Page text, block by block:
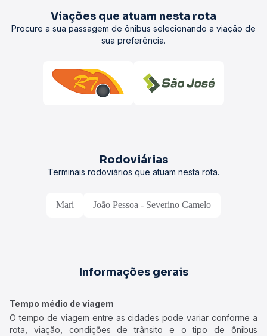
Viações que atuam nesta rota
Procure a sua passagem de ônibus selecionando a viação de
sua preferência.
Rodoviárias
Terminais rodoviários que atuam nesta rota.
Mari João Pessoa - Severino Camelo
Informações gerais
Tempo médio de viagem
O tempo de viagem entre as cidades pode variar conforme a
rota, viação, condições de trânsito e o tipo de ônibus